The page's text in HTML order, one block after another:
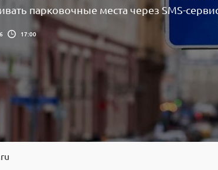
парковочные места через SMS-
17:00